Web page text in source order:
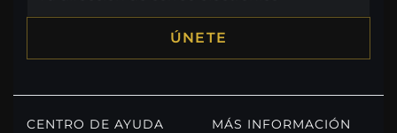
ÚNETE
CENTRO DE AYUDA MÁS INFORMACIÓN